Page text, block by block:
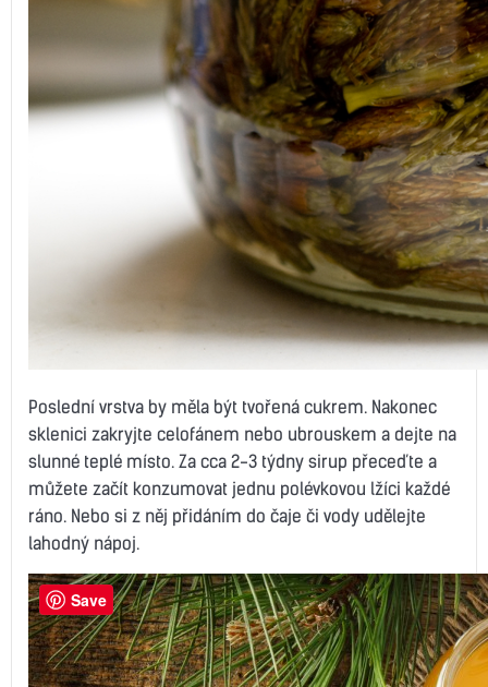
Poslední vrstva by měla být tvořená cukrem. Nakonec
sklenici zakryjte celofánem nebo ubrouskem a dejte na
slunné teplé místo. Za cca 2-3 týdny sirup přeceďte a
můžete začít konzumovat jednu polévkovou lžíci každé
ráno. Nebo si z něj přidáním do čaje či vody udělejte
lahodný nápoj.
Save